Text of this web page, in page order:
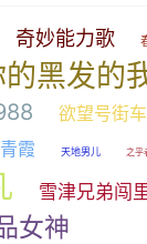
奇妙能力歌
黑发的
欲望号街车
霞 天地男儿 之乎
雪津兄弟闯
女神